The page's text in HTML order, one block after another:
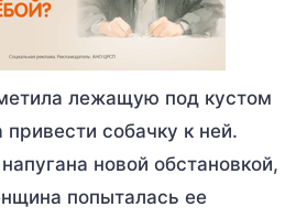
лежащую под кустом
собачку к ней.
новой обстановкой,
попыталась ее